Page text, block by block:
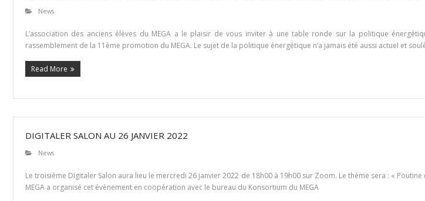
News
L’association des anciens élèves du MEGA a le plaisir de vous inviter à une table ronde sur la politique
rassemblement de la 11ème promotion du MEGA. Le sujet de la politique énergétique n’a jamais été aussi actuel et
Read More
DIGITALER SALON AU 26 JANVIER 2022
News
Le troisième Digitaler Salon aura lieu le mercredi 26 janvier 2022 de 18h00 à 19h00 sur Zoom. Le thème sera : «
MEGA a organisé cet évènement en coopération avec le bureau du Konsortium du MEGA